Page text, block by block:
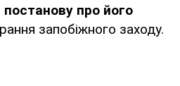
постанову про його
запобіжного заходу.